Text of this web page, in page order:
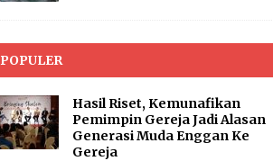
POPULER
Hasil Riset, Kemunafikan
Pemimpin Gereja Jadi Alasan
Generasi Muda Enggan Ke
Gereja